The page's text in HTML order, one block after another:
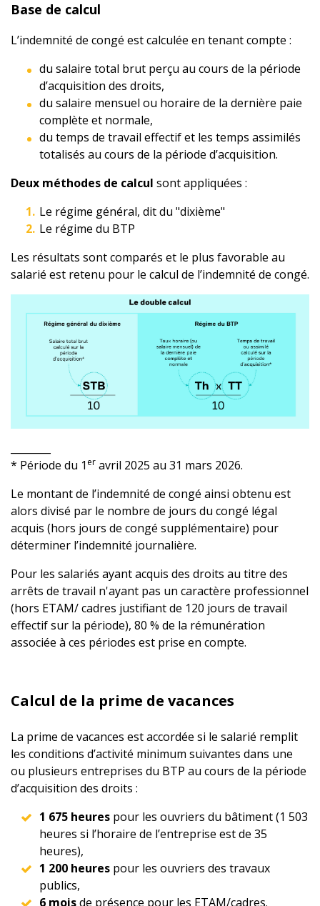
Base de calcul
L’indemnité de congé est calculée en tenant compte :
du salaire total brut perçu au cours de la période
d’acquisition des droits,
du salaire mensuel ou horaire de la dernière paie
complète et normale,
du temps de travail effectif et les temps assimilés
totalisés au cours de la période d’acquisition.
Deux méthodes de calcul sont appliquées :
Le régime général, dit du "dixième"
Le régime du BTP
Les résultats sont comparés et le plus favorable au
salarié est retenu pour le calcul de l’indemnité de congé.
* Période du 1 er avril 2025 au 31 mars 2026.
Le montant de l’indemnité de congé ainsi obtenu est
alors divisé par le nombre de jours du congé légal
acquis (hors jours de congé supplémentaire) pour
déterminer l’indemnité journalière.
Pour les salariés ayant acquis des droits au titre des
arrêts de travail n'ayant pas un caractère professionnel
(hors ETAM/ cadres justifiant de 120 jours de travail
effectif sur la période), 80 % de la rémunération
associée à ces périodes est prise en compte.
Calcul de la prime de vacances
La prime de vacances est accordée si le salarié remplit
les conditions d’activité minimum suivantes dans une
ou plusieurs entreprises du BTP au cours de la période
d’acquisition des droits :
1 675 heures pour les ouvriers du bâtiment (1 503
heures si l’horaire de l’entreprise est de 35
heures),
1 200 heures pour les ouvriers des travaux
publics,
6 moisde présence pour les ETAM/cadres.